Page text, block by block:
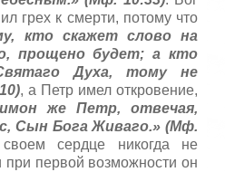
грех к смерти, потому что
кто скажет слово на
прощено будет; а кто
Духа, тому не
, а Петр имел откровение,
же Петр, отвечая,
Сын Бога Живаго.» (Мф.
сердце никогда не
при первой возможности он